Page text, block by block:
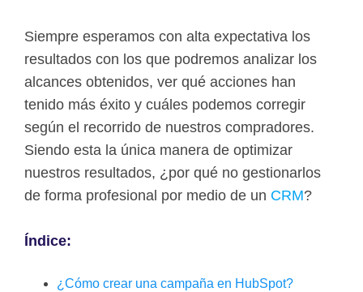
Siempre esperamos con alta expectativa los
resultados con los que podremos analizar los
alcances obtenidos, ver qué acciones han
tenido más éxito y cuáles podemos corregir
según el recorrido de nuestros compradores.
Siendo esta la única manera de optimizar
nuestros resultados, ¿por qué no gestionarlos
de forma profesional por medio de un CRM?
Índice:
¿Cómo crear una campaña en HubSpot?